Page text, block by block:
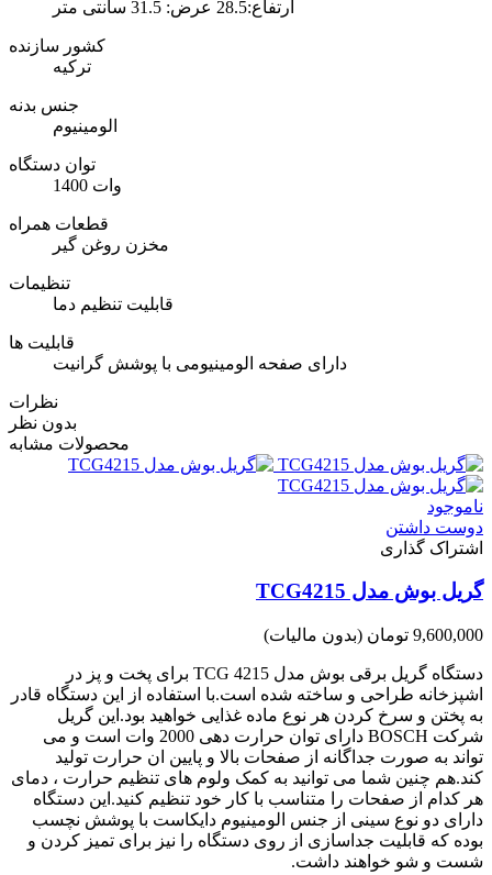
ارتفاع:28.5 عرض: 31.5 سانتی متر
کشور سازنده
ترکیه
جنس بدنه
الومینیوم
توان دستگاه
1400 وات
قطعات همراه
مخزن روغن گیر
تنظیمات
قابلیت تنظیم دما
قابلیت ها
دارای صفحه الومینیومی با پوشش گرانیت
نظرات
بدون نظر
محصولات مشابه
ناموجود
دوست داشتن
اشتراک گذاری
گریل بوش مدل TCG4215
9,600,000 تومان (بدون مالیات)
دستگاه گریل برقی بوش مدل TCG 4215 برای پخت و پز در
اشپزخانه طراحی و ساخته شده است.با استفاده از این دستگاه قادر
به پختن و سرخ کردن هر نوع ماده غذایی خواهید بود.این گریل
شرکت BOSCH دارای توان حرارت دهی 2000 وات است و می
تواند به صورت جداگانه از صفحات بالا و پایین ان حرارت تولید
کند.هم چنین شما می توانید به کمک ولوم های تنظیم حرارت ، دمای
هر کدام از صفحات را متناسب با کار خود تنظیم کنید.این دستگاه
دارای دو نوع سینی از جنس الومینیوم دایکاست با پوشش نچسب
بوده که قابلیت جداسازی از روی دستگاه را نیز برای تمیز کردن و
شست و شو خواهند داشت.